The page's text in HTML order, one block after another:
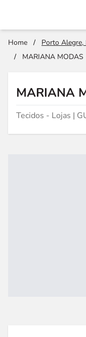
Home / Porto Alegre,
/
MARIANA MODAS
MARIANA
Tecidos - Lojas |